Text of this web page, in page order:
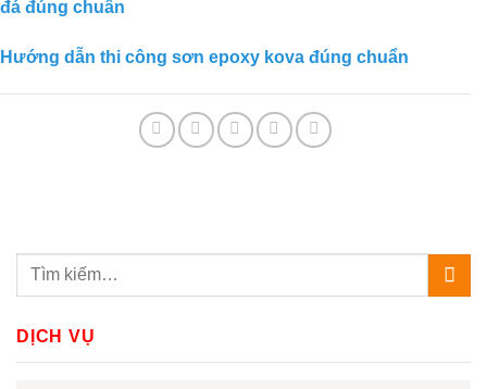
đá đúng chuẩn
Hướng dẫn thi công sơn epoxy kova đúng chuẩn
DỊCH VỤ